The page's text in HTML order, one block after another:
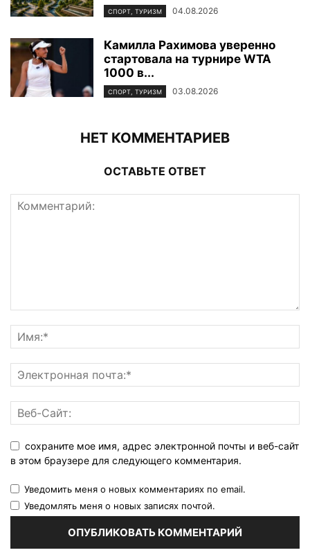
СПОРТ, ТУРИЗМ 04.08.2026
Камилла Рахимова уверенно
стартовала на турнире WTA
1000 в...
СПОРТ, ТУРИЗМ 03.08.2026
НЕТ КОММЕНТАРИЕВ
ОСТАВЬТЕ ОТВЕТ
сохраните мое имя, адрес электронной почты и веб-сайт
в этом браузере для следующего комментария.
Уведомить меня о новых комментариях по email.
Уведомлять меня о новых записях почтой.